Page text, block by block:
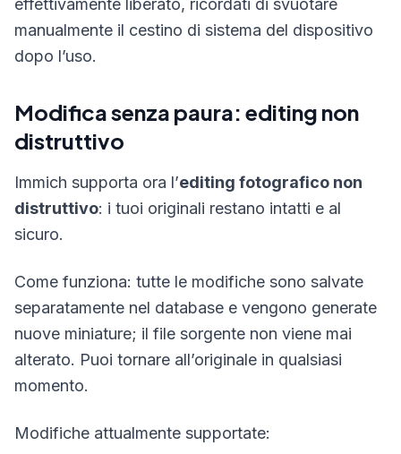
effettivamente liberato, ricordati di svuotare
manualmente il cestino di sistema del dispositivo
dopo l’uso.
Modifica senza paura: editing non
distruttivo
Immich supporta ora l’editing fotografico non
distruttivo: i tuoi originali restano intatti e al
sicuro.
Come funziona: tutte le modifiche sono salvate
separatamente nel database e vengono generate
nuove miniature; il file sorgente non viene mai
alterato. Puoi tornare all’originale in qualsiasi
momento.
Modifiche attualmente supportate: